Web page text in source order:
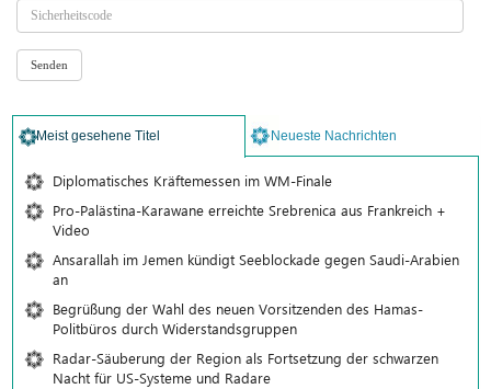
Meist gesehene Titel Neueste Nachrichten
Diplomatisches Kräftemessen im WM-Finale
Pro-Palästina-Karawane erreichte Srebrenica aus Frankreich +
Video
Ansarallah im Jemen kündigt Seeblockade gegen Saudi-Arabien
an
Begrüßung der Wahl des neuen Vorsitzenden des Hamas-
Politbüros durch Widerstandsgruppen
Radar-Säuberung der Region als Fortsetzung der schwarzen
Nacht für US-Systeme und Radare